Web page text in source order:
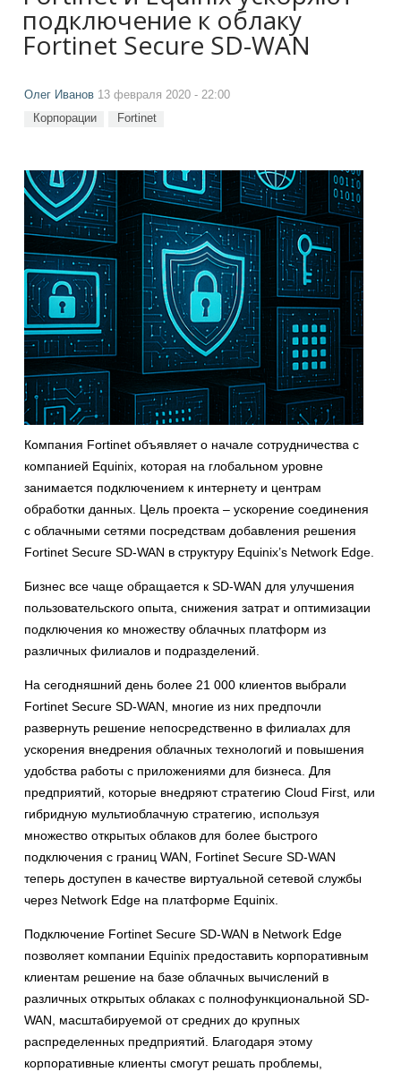
подключение к облаку
Fortinet Secure SD-WAN
Олег Иванов 13 февраля 2020 - 22:00
Корпорации Fortinet
Компания Fortinet объявляет о начале сотрудничества с
компанией Equinix, которая на глобальном уровне
занимается подключением к интернету и центрам
обработки данных. Цель проекта – ускорение соединения
с облачными сетями посредствам добавления решения
Fortinet Secure SD-WAN в структуру Equinix’s Network Edge.
Бизнес все чаще обращается к SD-WAN для улучшения
пользовательского опыта, снижения затрат и оптимизации
подключения ко множеству облачных платформ из
различных филиалов и подразделений.
На сегодняшний день более 21 000 клиентов выбрали
Fortinet Secure SD-WAN, многие из них предпочли
развернуть решение непосредственно в филиалах для
ускорения внедрения облачных технологий и повышения
удобства работы с приложениями для бизнеса. Для
предприятий, которые внедряют стратегию Cloud First, или
гибридную мультиоблачную стратегию, используя
множество открытых облаков для более быстрого
подключения с границ WAN, Fortinet Secure SD-WAN
теперь доступен в качестве виртуальной сетевой службы
через Network Edge на платформе Equinix.
Подключение Fortinet Secure SD-WAN в Network Edge
позволяет компании Equinix предоставить корпоративным
клиентам решение на базе облачных вычислений в
различных открытых облаках с полнофункциональной SD-
WAN, масштабируемой от средних до крупных
распределенных предприятий. Благодаря этому
корпоративные клиенты смогут решать проблемы,